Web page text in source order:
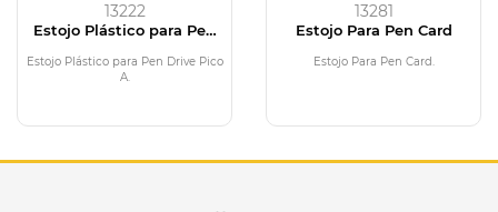
13222
Estojo Plástico para Pen
Estojo Plástico para Pen Drive Pico
A.
13281
Estojo Para Pen Card
Estojo Para Pen Card.